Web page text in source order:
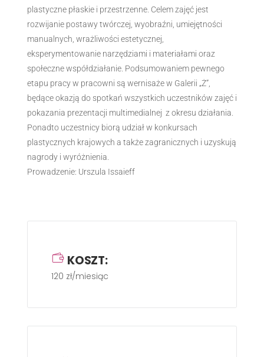
plastyczne płaskie i przestrzenne. Celem zajęć jest
rozwijanie postawy twórczej, wyobraźni, umiejętności
manualnych, wrażliwości estetycznej,
eksperymentowanie narzędziami i materiałami oraz
społeczne współdziałanie. Podsumowaniem pewnego
etapu pracy w pracowni są wernisaże w Galerii „Ż”,
będące okazją do spotkań wszystkich uczestników zajęć i
pokazania prezentacji multimedialnej z okresu działania.
Ponadto uczestnicy biorą udział w konkursach
plastycznych krajowych a także zagranicznych i uzyskują
nagrody i wyróżnienia.
Prowadzenie: Urszula Issaieff
KOSZT:
120 zł/miesiąc